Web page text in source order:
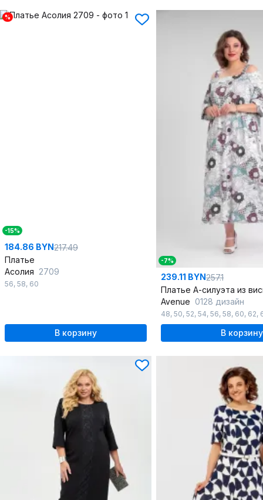
%
-15%
184.86 BYN217.49
Платье
Асолия 2709
56, 58, 60
В корзину
-7%
239.11 BYN257.1
Avenue 0128 дизайн
48, 50, 52, 54, 56, 58, 60, 62,
В корзину